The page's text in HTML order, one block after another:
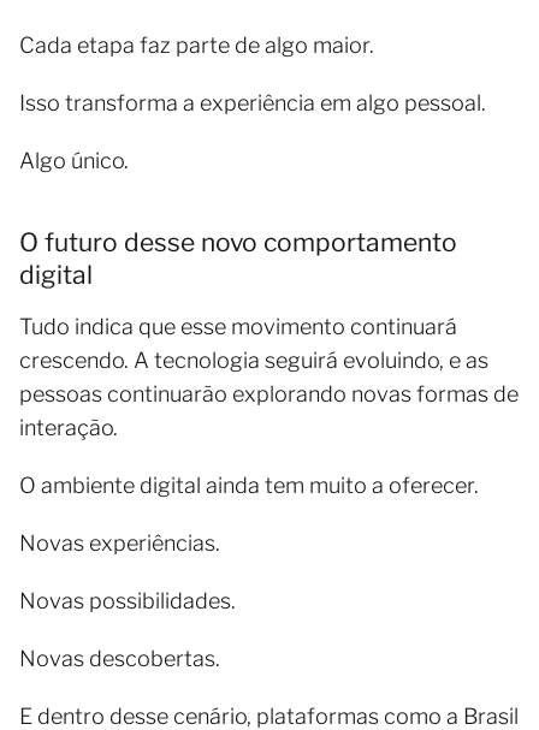
Cada etapa faz parte de algo maior.
Isso transforma a experiência em algo pessoal.
Algo único.
O futuro desse novo comportamento
digital
Tudo indica que esse movimento continuará
crescendo. A tecnologia seguirá evoluindo, e as
pessoas continuarão explorando novas formas de
interação.
O ambiente digital ainda tem muito a oferecer.
Novas experiências.
Novas possibilidades.
Novas descobertas.
E dentro desse cenário, plataformas como a Brasil